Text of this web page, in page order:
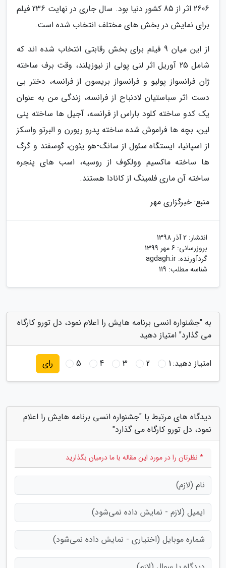
2606 اثر از 85 کشور دنیا بود. سال جاری در نهایت 236 فیلم
برای نمایش در بخش های مختلف انتخاب شده است.
از این میان 9 فیلم برای بخش رقابتی انتخاب شده اند که
شامل 25 آوریل اثر لنی پولی از نیوزیلند، وقت برف ساخته
ژان فرانسواز پولیو و فرانسواز بریسون از فرانسه، دختر بی
دست اثر سباستیان لادنباح از فرانسه، زندگی من به عنوان
یک کدو ساخته کلود باراس از فرانسه، آجیل ها ساخته پنی
لین، بچه ها فراموش شده ساخته پدرو ریورن و البرتو واسکز
از اسپانیا، ایستگاه سئول از سانگ-هو یئون، گوسفند و گرگ
ها ساخته ماکسیم وولکوف از روسیه، اسب های پنجره
ساخته آن ماری فلمینگ از کانادا هستند.
منبع: خبرگزاری مهر
انتشار: 2 آذر 1398
بروزرسانی: 6 مهر 1399
گردآورنده: agdagh.ir
شناسه مطلب: 119
به "جشنواره انسی برنامه هایش را اعلام نمود، دل تورو کارگاه
می گذارد" امتیاز دهید
امتیاز دهید:1
2
3
4
5 رای
دیدگاه های مرتبط با "جشنواره انسی برنامه هایش را اعلام
نمود، دل تورو کارگاه می گذارد"
* نظرتان را در مورد این مقاله با ما درمیان بگذارید